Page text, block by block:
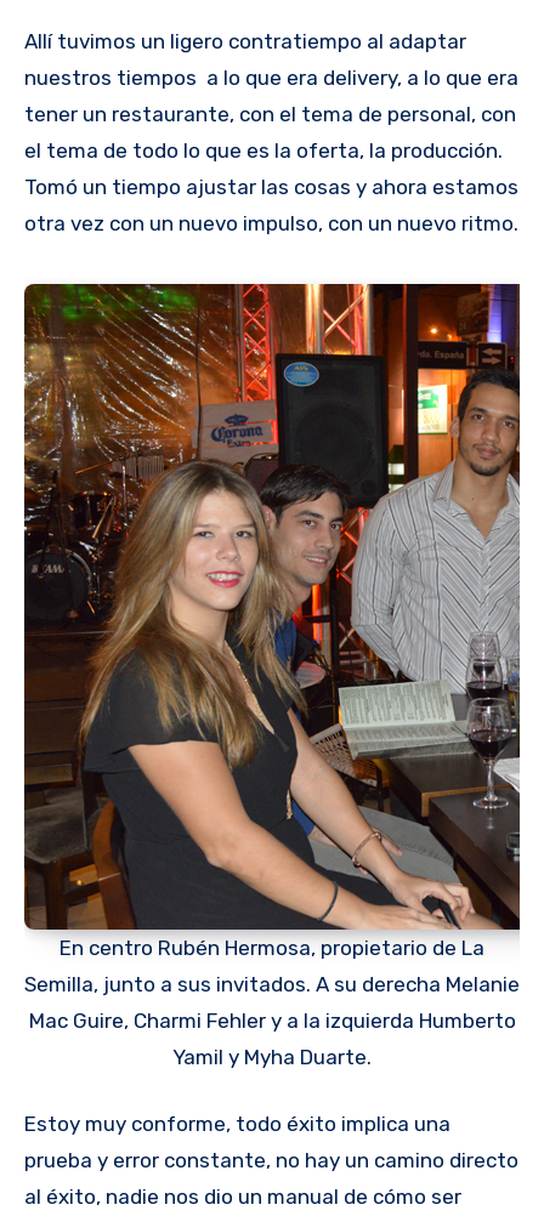
Allí tuvimos un ligero contratiempo al adaptar
nuestros tiempos a lo que era delivery, a lo que era
tener un restaurante, con el tema de personal, con
el tema de todo lo que es la oferta, la producción.
Tomó un tiempo ajustar las cosas y ahora estamos
otra vez con un nuevo impulso, con un nuevo ritmo.
En centro Rubén Hermosa, propietario de La
Semilla, junto a sus invitados. A su derecha Melanie
Mac Guire, Charmi Fehler y a la izquierda Humberto
Yamil y Myha Duarte.
Estoy muy conforme, todo éxito implica una
prueba y error constante, no hay un camino directo
al éxito, nadie nos dio un manual de cómo ser